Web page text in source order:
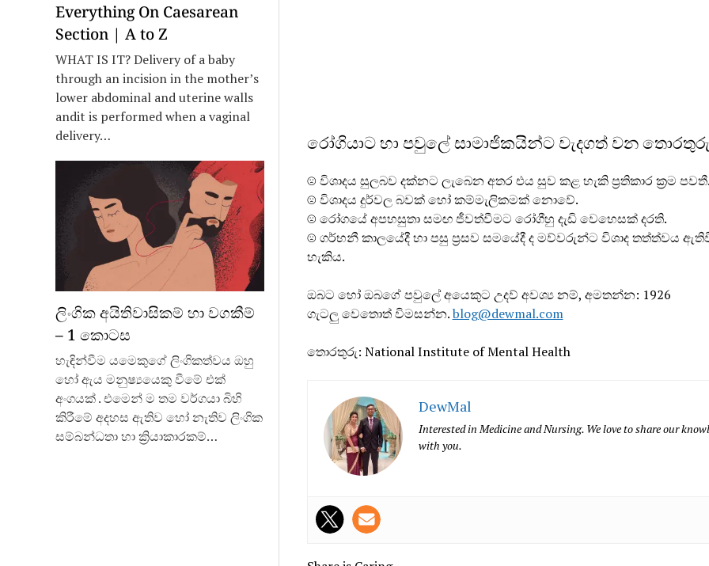
Everything On Caesarean
Section | A to Z
WHAT IS IT? Delivery of a baby
through an incision in the mother’s
lower abdominal and uterine walls
andit is performed when a vaginal
delivery…
ලිංගික අයිතිවාසිකම් හා වගකීම්
– 1 කොටස
හැඳින්වීම යමෙකුගේ ලිංගිකත්වය ඔහු
හෝ ඇය මනුෂ්‍යයෙකු වීමේ එක්
අංගයක් . එමෙන් ම තම වර්ගයා බිහි
කිරීමේ අදහස ඇතිව හෝ නැතිව ලිංගික
සම්බන්ධතා හා ක්‍රියාකාරකම්…
රෝගියාට හා පවුලේ සාමාජිකයින්ට වැදගත් වන තොරතුරු
☹ විශාදය සුලබව දක්නට ලැබෙන අතර එය සුව කළ හැකි ප‍්‍රතිකාර ක‍්‍රම පවතී.
☹ විශාදය දුර්වල බවක් හෝ කම්මැලිකමක් නොවේ.
☹ රෝගයේ අපහසුතා සමඟ ජීවත්වීමට රෝගීහු දැඩි වෙහෙසක් දරති.
☹ ගර්භනී කාලයේදී හා පසු ප‍්‍රසව සමයේදී ද මව්වරුන්ට විශාද තත්ත්වය
හැකිය.
ඔබට හෝ ඔබගේ පවුලේ අයෙකුට උදව් අවශ්‍ය නම්, අමතන්න: 1926
ගැටලු වෙතොත් විමසන්න.blog@dewmal.com
තොරතුරු: National Institute of Mental Health
DewMal
Interested in Medicine and Nursing. We love to share our
with you.